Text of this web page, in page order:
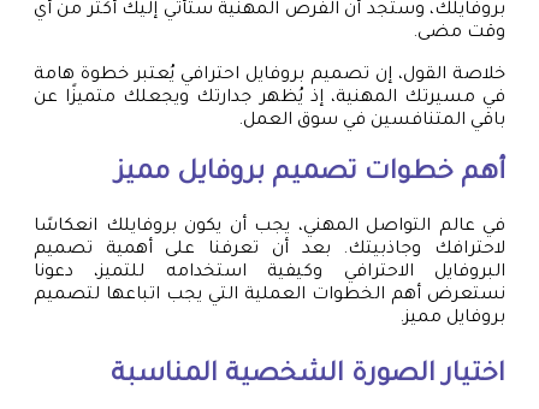
بروفايلك، وستجد أن الفرص المهنية ستأتي إليك أكثر من أي
وقت مضى.
خلاصة القول، إن تصميم بروفايل احترافي يُعتبر خطوة هامة
في مسيرتك المهنية، إذ يُظهر جدارتك ويجعلك متميزًا عن
باقي المتنافسين في سوق العمل.
أهم خطوات تصميم بروفايل مميز
في عالم التواصل المهني، يجب أن يكون بروفايلك انعكاسًا
لاحترافك وجاذبيتك. بعد أن تعرفنا على أهمية تصميم
البروفايل الاحترافي وكيفية استخدامه للتميز، دعونا
نستعرض أهم الخطوات العملية التي يجب اتباعها لتصميم
بروفايل مميز.
اختيار الصورة الشخصية المناسبة